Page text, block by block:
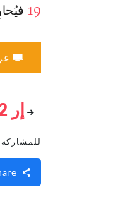
19
إر 2
للمشاركة